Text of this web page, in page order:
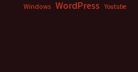
Windows WordPress Youtube